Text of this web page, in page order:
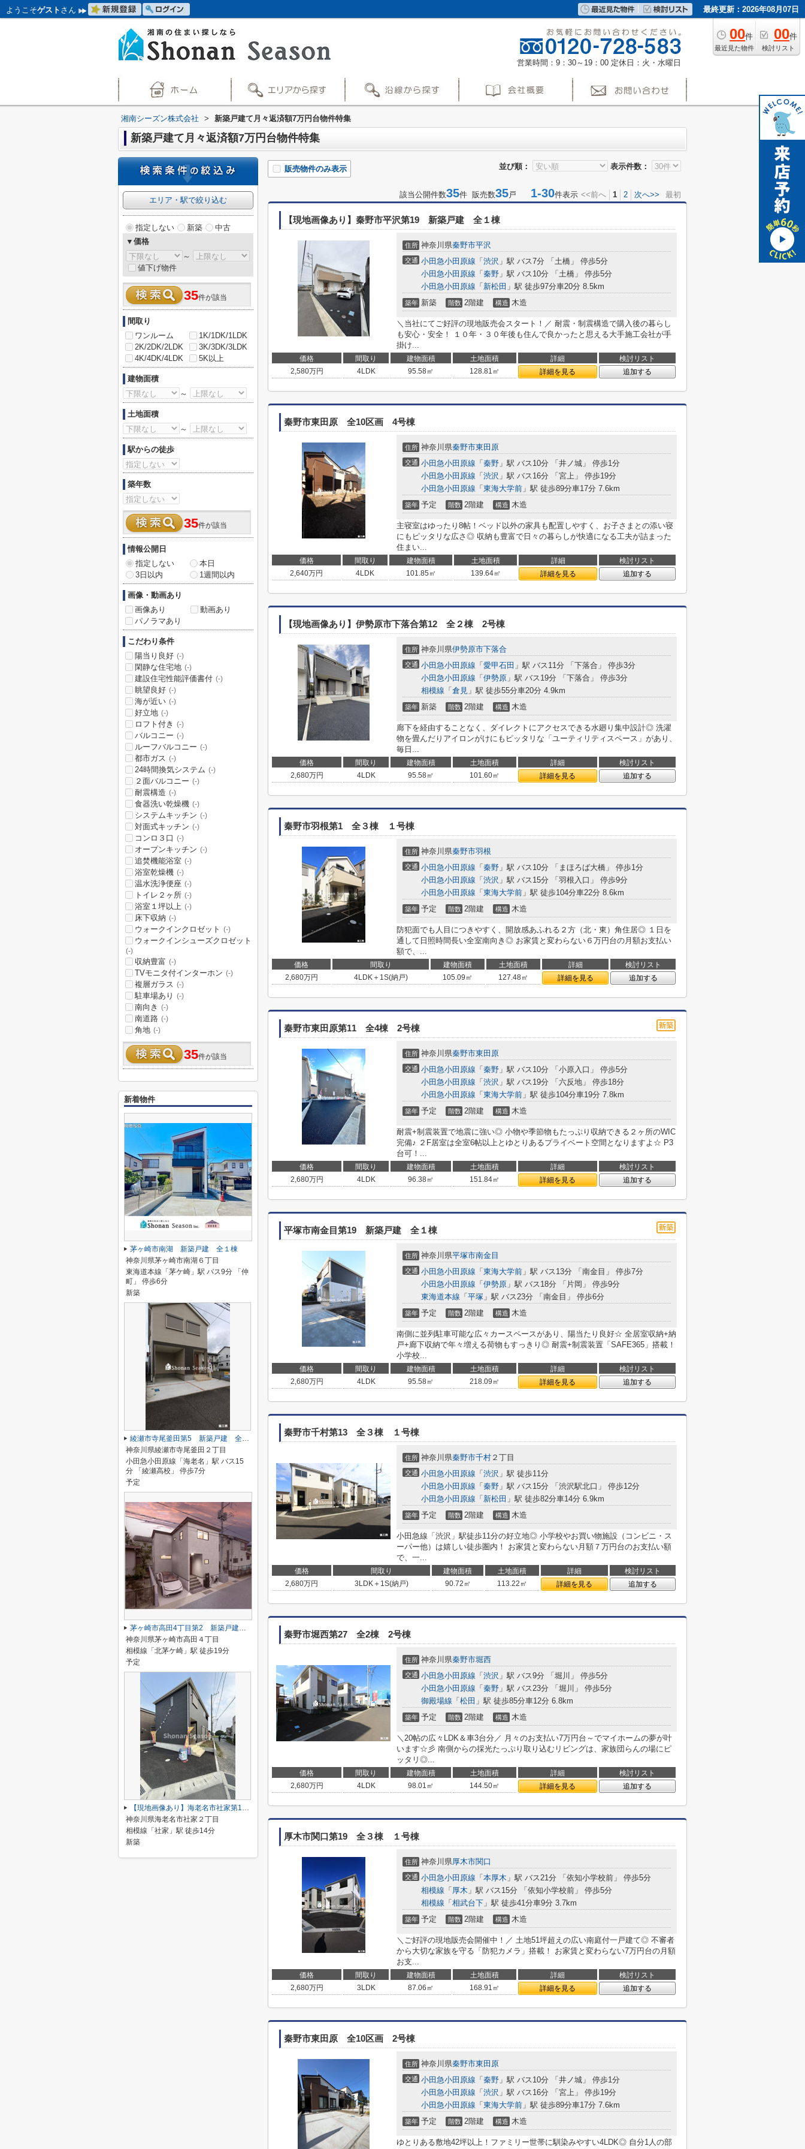
ようこそゲスト さん 最終更新：2026年08月07日
00件
最近見た物件
00件
検討リスト
営業時間：9：30～19：00 定休日：火・水曜日
湘南シーズン株式会社 > 新築戸建て月々返済額7万円台物件特集
新築戸建て月々返済額7万円台物件特集
並び順： 表示件数：
販売物件のみ表示
該当公開件数35件 販売数35戸 1-30件表示 <<前へ 1 2 次へ>> 最初
【現地画像あり】秦野市平沢第19 新築戸建 全１棟
住所 神奈川県秦野市平沢
交通 小田急小田原線 「 渋沢 」駅 バス7分 「土橋」 停歩5分
小田急小田原線 「 秦野 」駅 バス10分 「土橋」 停歩5分
小田急小田原線 「 新松田 」駅 徒歩97分車20分 8.5km
築年 新築 階数 2階建 構造 木造
＼当社にてご好評の現地販売会スタート！／ 耐震・制震構造で購入後の暮らし
も安心・安全！ １０年・３０年後も住んで良かったと思える大手施工会社が手
掛け...
価格 間取り 建物面積 土地面積 詳細
検討リスト
2,580万円 4LDK 95.58㎡ 128.81㎡ 詳細を見る 追加する
秦野市東田原 全10区画 4号棟
住所 神奈川県秦野市東田原
交通 小田急小田原線 「 秦野 」駅 バス10分 「井ノ城」 停歩1分
小田急小田原線 「 渋沢 」駅 バス16分 「宮上」 停歩19分
小田急小田原線 「 東海大学前 」駅 徒歩89分車17分 7.6km
築年 予定 階数 2階建 構造 木造
主寝室はゆったり8帖！ベッド以外の家具も配置しやすく、お子さまとの添い寝
にもピッタリな広さ◎ 収納も豊富で日々の暮らしが快適になる工夫が詰まった
住まい...
価格 間取り 建物面積 土地面積 詳細
検討リスト
2,640万円 4LDK 101.85㎡ 139.64㎡ 詳細を見る 追加する
【現地画像あり】伊勢原市下落合第12 全２棟 2号棟
住所 神奈川県伊勢原市下落合
交通 小田急小田原線 「 愛甲石田 」駅 バス11分 「下落合」 停歩3分
小田急小田原線 「 伊勢原 」駅 バス19分 「下落合」 停歩3分
相模線 「 倉見 」駅 徒歩55分車20分 4.9km
築年 新築 階数 2階建 構造 木造
廊下を経由することなく、ダイレクトにアクセスできる水廻り集中設計◎ 洗濯
物を畳んだりアイロンがけにもピッタリな「ユーティリティスペース」があり、
毎日...
価格 間取り 建物面積 土地面積 詳細
検討リスト
2,680万円 4LDK 95.58㎡ 101.60㎡ 詳細を見る 追加する
秦野市羽根第1 全３棟 １号棟
住所 神奈川県秦野市羽根
交通 小田急小田原線 「 秦野 」駅 バス10分 「まほろば大橋」 停歩1分
小田急小田原線 「 渋沢 」駅 バス15分 「羽根入口」 停歩9分
小田急小田原線 「 東海大学前 」駅 徒歩104分車22分 8.6km
築年 予定 階数 2階建 構造 木造
防犯面でも人目につきやすく、開放感あふれる２方（北・東）角住居◎ １日を
通して日照時間長い全室南向き◎ お家賃と変わらない６万円台の月額お支払い
額で、...
価格 間取り 建物面積 土地面積 詳細
検討リスト
2,680万円 4LDK＋1S(納戸) 105.09㎡ 127.48㎡ 詳細を見る 追加する
秦野市東田原第11 全4棟 2号棟
住所 神奈川県秦野市東田原
交通 小田急小田原線 「 秦野 」駅 バス10分 「小原入口」 停歩5分
小田急小田原線 「 渋沢 」駅 バス19分 「六反地」 停歩18分
小田急小田原線 「 東海大学前 」駅 徒歩104分車19分 7.8km
築年 予定 階数 2階建 構造 木造
耐震+制震装置で地震に強い◎ 小物や季節物もたっぷり収納できる２ヶ所のWIC
完備♪ ２F居室は全室6帖以上とゆとりあるプライベート空間となりますよ☆ P3
台可！...
価格 間取り 建物面積 土地面積 詳細
検討リスト
2,680万円 4LDK 96.38㎡ 151.84㎡ 詳細を見る 追加する
平塚市南金目第19 新築戸建 全１棟
住所 神奈川県平塚市南金目
交通 小田急小田原線 「 東海大学前 」駅 バス13分 「南金目」 停歩7分
小田急小田原線 「 伊勢原 」駅 バス18分 「片岡」 停歩9分
東海道本線 「 平塚 」駅 バス23分 「南金目」 停歩6分
築年 予定 階数 2階建 構造 木造
南側に並列駐車可能な広々カースペースがあり、陽当たり良好☆ 全居室収納+納
戸+廊下収納で年々増える荷物もすっきり◎ 耐震+制震装置「SAFE365」搭載！
小学校...
価格 間取り 建物面積 土地面積 詳細
検討リスト
2,680万円 4LDK 95.58㎡ 218.09㎡ 詳細を見る 追加する
秦野市千村第13 全３棟 １号棟
住所 神奈川県秦野市千村 ２丁目
交通 小田急小田原線 「 渋沢 」駅 徒歩11分
小田急小田原線 「 秦野 」駅 バス15分 「渋沢駅北口」 停歩12分
小田急小田原線 「 新松田 」駅 徒歩82分車14分 6.9km
築年 予定 階数 2階建 構造 木造
小田急線「渋沢」駅徒歩11分の好立地◎ 小学校やお買い物施設（コンビニ・ス
ーパー他）は嬉しい徒歩圏内！ お家賃と変わらない月額７万円台のお支払い額
で、一...
価格 間取り 建物面積 土地面積 詳細
検討リスト
2,680万円 3LDK＋1S(納戸) 90.72㎡ 113.22㎡ 詳細を見る 追加する
秦野市堀西第27 全2棟 2号棟
住所 神奈川県秦野市堀西
交通 小田急小田原線 「 渋沢 」駅 バス9分 「堀川」 停歩5分
小田急小田原線 「 秦野 」駅 バス23分 「堀川」 停歩5分
御殿場線 「 松田 」駅 徒歩85分車12分 6.8km
築年 予定 階数 2階建 構造 木造
＼20帖の広々LDK＆車3台分／ 月々のお支払い7万円台～でマイホームの夢が叶
います☆彡 南側からの採光たっぷり取り込むリビングは、家族団らんの場にピ
ッタリ◎...
価格 間取り 建物面積 土地面積 詳細
検討リスト
2,680万円 4LDK 98.01㎡ 144.50㎡ 詳細を見る 追加する
厚木市関口第19 全３棟 １号棟
住所 神奈川県厚木市関口
交通 小田急小田原線 「 本厚木 」駅 バス21分 「依知小学校前」 停歩5分
相模線 「 厚木 」駅 バス15分 「依知小学校前」 停歩5分
相模線 「 相武台下 」駅 徒歩41分車9分 3.7km
築年 予定 階数 2階建 構造 木造
＼ご好評の現地販売会開催中！／ 土地51坪超えの広い南庭付一戸建て◎ 不審者
から大切な家族を守る「防犯カメラ」搭載！ お家賃と変わらない7万円台の月額
お支...
価格 間取り 建物面積 土地面積 詳細
検討リスト
2,680万円 3LDK 87.06㎡ 168.91㎡ 詳細を見る 追加する
秦野市東田原 全10区画 2号棟
住所 神奈川県秦野市東田原
交通 小田急小田原線 「 秦野 」駅 バス10分 「井ノ城」 停歩1分
小田急小田原線 「 渋沢 」駅 バス16分 「宮上」 停歩19分
小田急小田原線 「 東海大学前 」駅 徒歩89分車17分 7.6km
築年 予定 階数 2階建 構造 木造
ゆとりある敷地42坪以上！ファミリー世帯に馴染みやすい4LDK◎ 自分1人の部
エリア・駅で絞り込む
指定しない 新築
中古
▼価格
～
値下げ物件
35件が該当
間取り
ワンルーム
1K/1DK/1LDK
2K/2DK/2LDK
3K/3DK/3LDK
4K/4DK/4LDK
5K以上
建物面積
～
土地面積
～
駅からの徒歩
築年数
35件が該当
情報公開日
指定しない
本日
3日以内
1週間以内
画像・動画あり
画像あり
動画あり
パノラマあり
こだわり条件
陽当り良好 (-)
閑静な住宅地 (-)
建設住宅性能評価書付 (-)
眺望良好 (-)
海が近い (-)
好立地 (-)
ロフト付き (-)
バルコニー (-)
ルーフバルコニー (-)
都市ガス (-)
24時間換気システム (-)
２面バルコニー (-)
耐震構造 (-)
食器洗い乾燥機 (-)
システムキッチン (-)
対面式キッチン (-)
コンロ３口 (-)
オープンキッチン (-)
追焚機能浴室 (-)
浴室乾燥機 (-)
温水洗浄便座 (-)
トイレ２ヶ所 (-)
浴室１坪以上 (-)
床下収納 (-)
ウォークインクロゼット (-)
ウォークインシューズクロゼット
(-)
収納豊富 (-)
TVモニタ付インターホン (-)
複層ガラス (-)
駐車場あり (-)
南向き (-)
南道路 (-)
角地 (-)
35件が該当
新着物件
茅ヶ崎市南湖 新築戸建 全１棟
神奈川県茅ヶ崎市南湖６丁目
東海道本線「茅ケ崎」駅 バス9分 「仲
町」 停歩6分
新築
綾瀬市寺尾釜田第5 新築戸建 全1棟
神奈川県綾瀬市寺尾釜田２丁目
小田急小田原線「海老名」駅 バス15
分 「綾瀬高校」 停歩7分
予定
茅ヶ崎市高田4丁目第2 新築戸建 全1棟
神奈川県茅ヶ崎市高田４丁目
相模線「北茅ケ崎」駅 徒歩19分
予定
【現地画像あり】海老名市社家第16 全10棟 10号棟
神奈川県海老名市社家２丁目
相模線「社家」駅 徒歩14分
新築